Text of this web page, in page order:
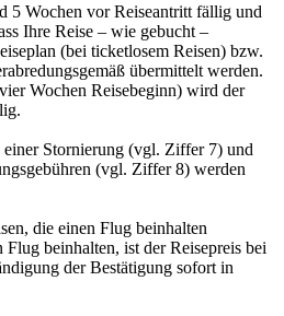
5 Wochen vor Reiseantritt fällig und
Ihre Reise – wie gebucht –
(bei ticketlosem Reisen) bzw.
übermittelt werden.
Wochen Reisebeginn) wird der
Stornierung (vgl. Ziffer 7) und
(vgl. Ziffer 8) werden
die einen Flug beinhalten
Flug beinhalten, ist der Reisepreis bei
der Bestätigung sofort in